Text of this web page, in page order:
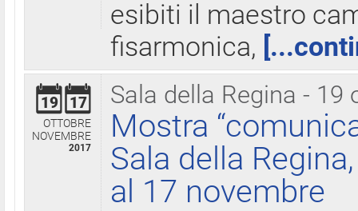
esibiti il maestro
fisarmonica,
Sala della Regina - 19
19 17
OTTOBRE
NOVEMBRE
2017
Mostra
Sala della
al 17 novembre